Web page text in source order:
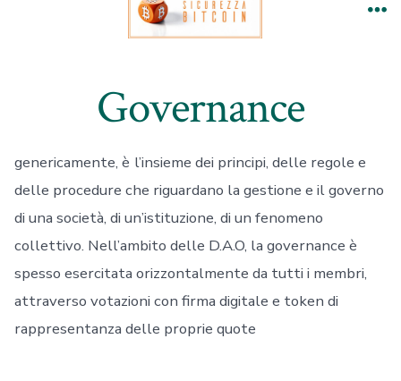
Governance
genericamente, è l’insieme dei principi, delle regole e
delle procedure che riguardano la gestione e il governo
di una società, di un’istituzione, di un fenomeno
collettivo. Nell’ambito delle D.A.O, la governance è
spesso esercitata orizzontalmente da tutti i membri,
attraverso votazioni con firma digitale e token di
rappresentanza delle proprie quote